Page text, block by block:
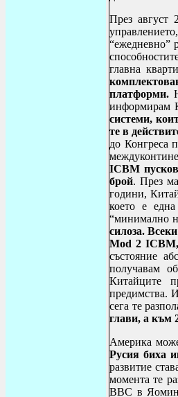
През август
“ежедневно”
главна
платформи.
информирам
системи,
те в
до Конгреса
ICBM
брой. През
години,
което е
“минимално
силоза.
Mod 2 ICBM
състояние
получавам
Китайците
предимства.
сега те
глави, а към
Америка
Русия биха
развитие
момента те
ВВС в